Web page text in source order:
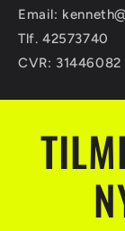
Email:
Tlf. 42573740
CVR: 31446082